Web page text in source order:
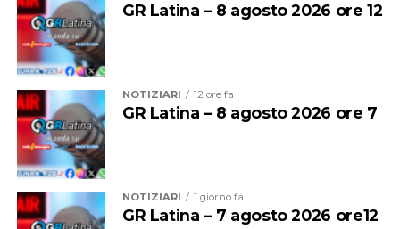
Al 21 luglio erano 11 i nidi di tartaruga marina Caretta
caretta censiti sulle coste del Lazio, tra Torvaianica e
Sperlonga.
GR Latina – 8 agosto 2026 ore 12
NOTIZIARI 12 ore fa
GR Latina – 8 agosto 2026 ore 7
NOTIZIARI 1 giorno fa
GR Latina – 7 agosto 2026 ore12